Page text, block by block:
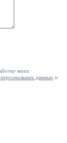
моих
данных и